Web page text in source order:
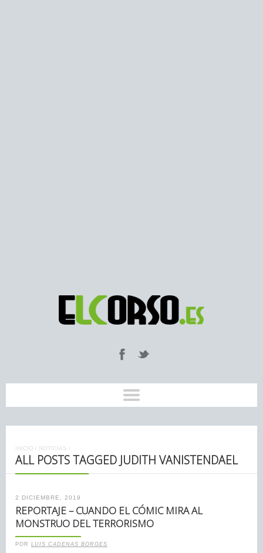
INICIO / NOTICIAS /
ALL POSTS TAGGED JUDITH VANISTENDAEL
2 DICIEMBRE, 2019
REPORTAJE – CUANDO EL CÓMIC MIRA AL
MONSTRUO DEL TERRORISMO
POR LUIS CADENAS BORGES